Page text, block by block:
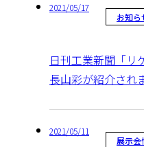
2021/05/17
お知ら
日刊工業新聞「リ
長山彩が紹介され
2021/05/11
展示会